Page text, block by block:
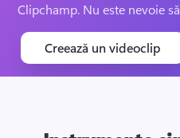
Clipchamp. Nu este nevoie
Creează un videoclip